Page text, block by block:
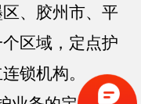
、胶州市、平
区域，定点护
锁机构。